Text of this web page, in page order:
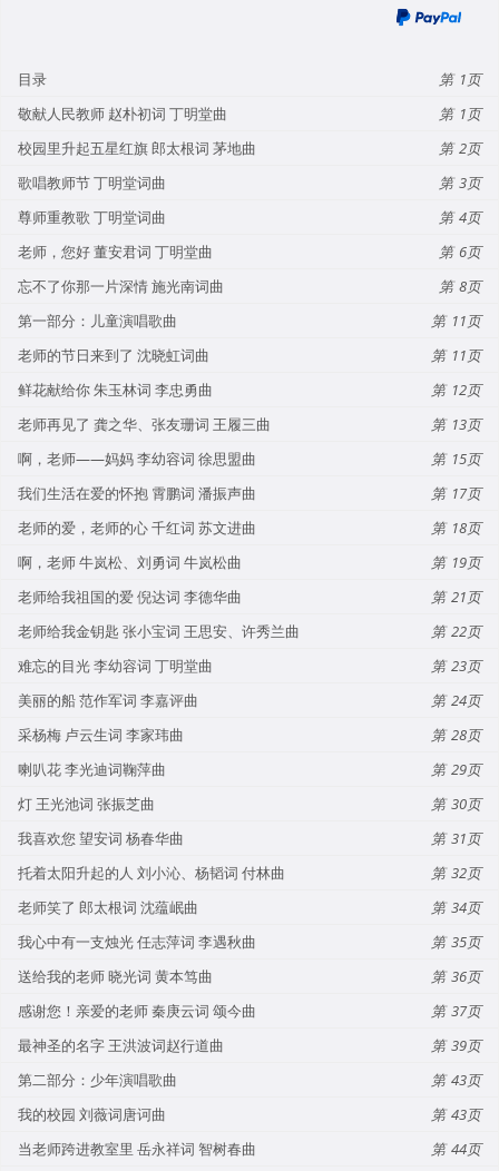
目录
1
敬献人民教师 赵朴初词 丁明堂曲
1
校园里升起五星红旗 郎太根词 茅地曲
2
歌唱教师节 丁明堂词曲
3
尊师重教歌 丁明堂词曲
4
老师，您好 董安君词 丁明堂曲
6
忘不了你那一片深情 施光南词曲
8
第一部分：儿童演唱歌曲
11
老师的节日来到了 沈晓虹词曲
11
鲜花献给你 朱玉林词 李忠勇曲
12
老师再见了 龚之华、张友珊词 王履三曲
13
啊，老师——妈妈 李幼容词 徐思盟曲
15
我们生活在爱的怀抱 霄鹏词 潘振声曲
17
老师的爱，老师的心 千红词 苏文进曲
18
啊，老师 牛岚松、刘勇词 牛岚松曲
19
老师给我祖国的爱 倪达词 李德华曲
21
老师给我金钥匙 张小宝词 王思安、许秀兰曲
22
难忘的目光 李幼容词 丁明堂曲
23
美丽的船 范作军词 李嘉评曲
24
采杨梅 卢云生词 李家玮曲
28
喇叭花 李光迪词鞠萍曲
29
灯 王光池词 张振芝曲
30
我喜欢您 望安词 杨春华曲
31
托着太阳升起的人 刘小沁、杨韬词 付林曲
32
老师笑了 郎太根词 沈蕴岷曲
34
我心中有一支烛光 任志萍词 李遇秋曲
35
送给我的老师 晓光词 黄本笃曲
36
感谢您！亲爱的老师 秦庚云词 颂今曲
37
最神圣的名字 王洪波词赵行道曲
39
第二部分：少年演唱歌曲
43
我的校园 刘薇词唐诃曲
43
当老师跨进教室里 岳永祥词 智树春曲
44